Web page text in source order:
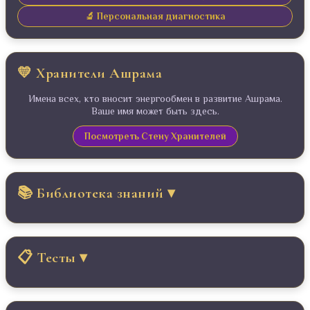
🔬 Персональная диагностика
💛 Хранители Ашрама
Имена всех, кто вносит энергообмен в развитие Ашрама.
Ваше имя может быть здесь.
Посмотреть Стену Хранителей
📚 Библиотека знаний ▾
📿 Мантры для начинающих
📊 Все исследования
📅 Календарь мантр
📋 Тесты ▾
⚡ Магический путь